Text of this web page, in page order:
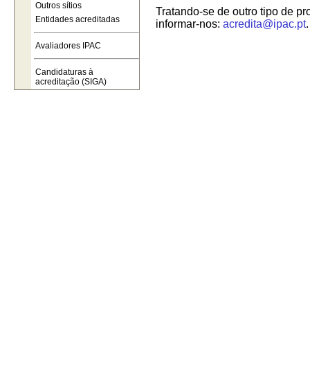
Tratando-se de outro tipo de
informar-nos: acredita@ipac.pt.
Outros sítios
Entidades acreditadas
Avaliadores IPAC
Candidaturas à
acreditação (SIGA)